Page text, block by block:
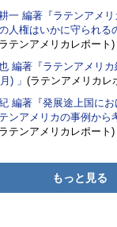
一 編著『ラテンアメ
人権はいかに守られ
テンアメリカレポート)
也 編著『ラテンアメリ
) 」 (ラテンアメリカレ
編著『発展途上国に
ンアメリカの事例か
テンアメリカレポート)
もっと見る